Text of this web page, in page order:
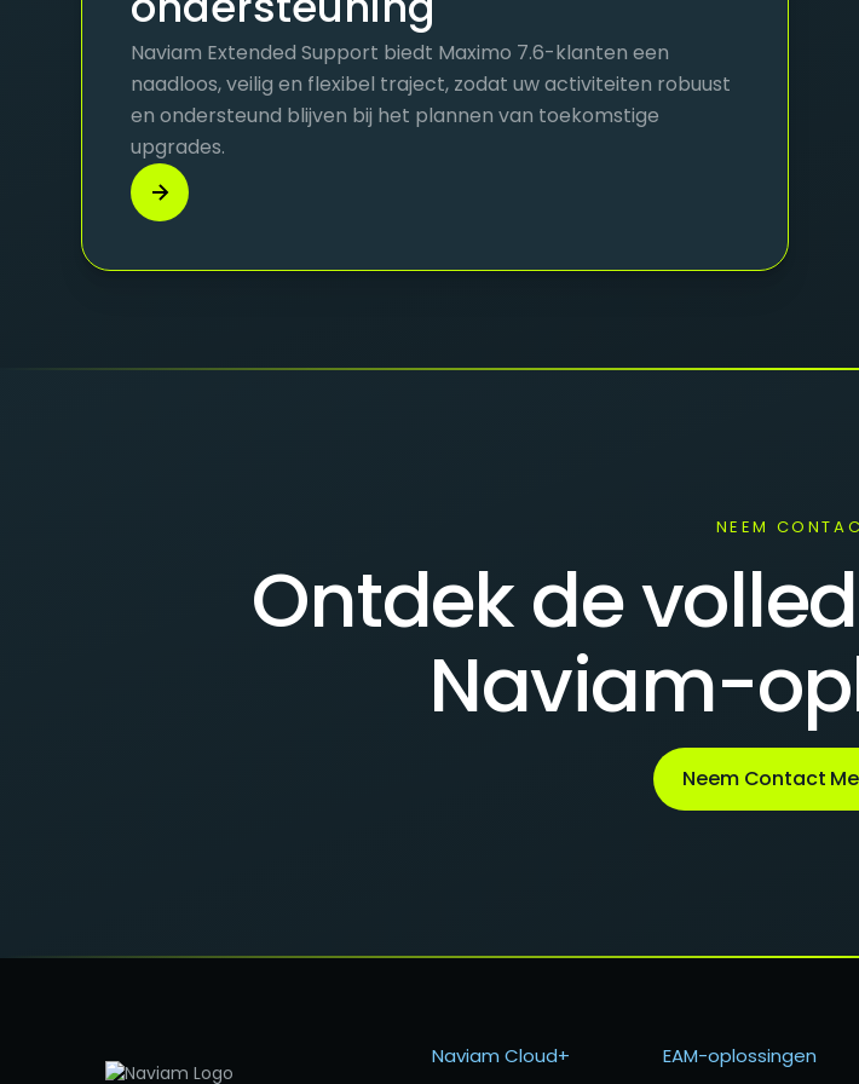
Naviam Extended Support biedt Maximo 7.6-klanten een
naadloos, veilig en flexibel traject, zodat uw activiteiten robuust
en ondersteund blijven bij het plannen van toekomstige
upgrades.
NEEM
Ontdek de
Naviam-
Neem Contact
Naviam Cloud+ EAM-oplossingen